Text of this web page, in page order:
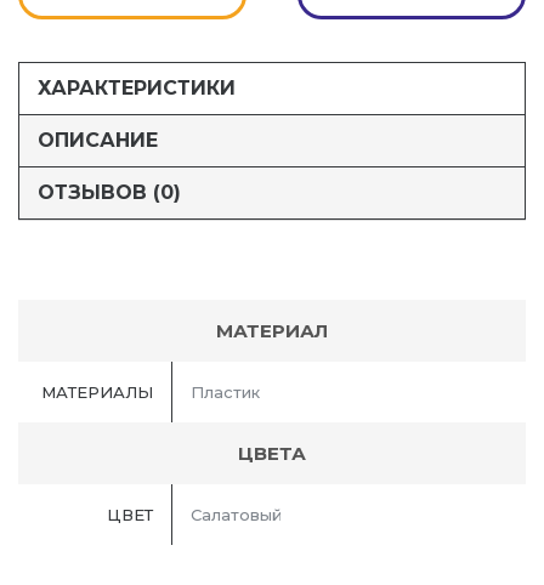
ХАРАКТЕРИСТИКИ
ОПИСАНИЕ
ОТЗЫВОВ (0)
МАТЕРИАЛ
МАТЕРИАЛЫ Пластик
ЦВЕТА
ЦВЕТ Салатовый